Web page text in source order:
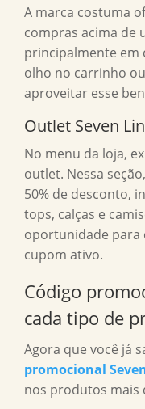
A marca costuma
compras acima de
principalmente em
olho no carrinho
aproveitar esse
Outlet Seven
No menu da loja,
outlet. Nessa
50% de desconto,
tops, calças e
oportunidade para
cupom ativo.
Código
cada tipo de
Agora que você já
promocional
nos produtos mais